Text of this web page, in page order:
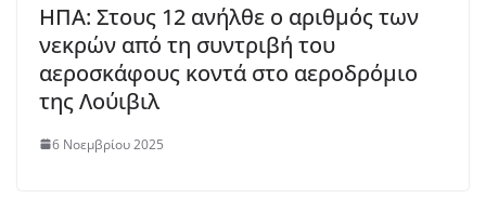
ΗΠΑ: Στους 12 ανήλθε ο αριθμός των
νεκρών από τη συντριβή του
αεροσκάφους κοντά στο αεροδρόμιο
της Λούιβιλ
6 Νοεμβρίου 2025